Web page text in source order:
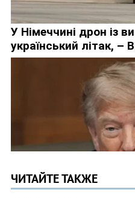
ЧИТАЙТЕ ТАКЖЕ